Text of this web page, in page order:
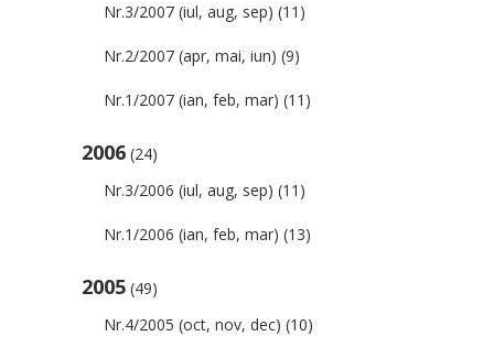
Nr.3/2007 (iul, aug, sep) (11)
Nr.2/2007 (apr, mai, iun) (9)
Nr.1/2007 (ian, feb, mar) (11)
2006 (24)
Nr.3/2006 (iul, aug, sep) (11)
Nr.1/2006 (ian, feb, mar) (13)
2005 (49)
Nr.4/2005 (oct, nov, dec) (10)